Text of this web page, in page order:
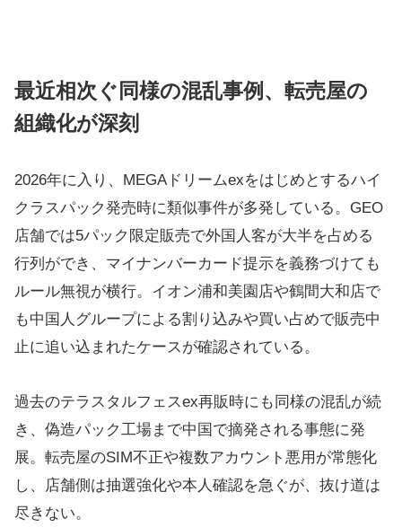
最近相次ぐ同様の混乱事例、転売屋の
組織化が深刻
2026年に入り、MEGAドリームexをはじめとするハイ
クラスパック発売時に類似事件が多発している。GEO
店舗では5パック限定販売で外国人客が大半を占める
行列ができ、マイナンバーカード提示を義務づけても
ルール無視が横行。イオン浦和美園店や鶴間大和店で
も中国人グループによる割り込みや買い占めで販売中
止に追い込まれたケースが確認されている。
過去のテラスタルフェスex再販時にも同様の混乱が続
き、偽造パック工場まで中国で摘発される事態に発
展。転売屋のSIM不正や複数アカウント悪用が常態化
し、店舗側は抽選強化や本人確認を急ぐが、抜け道は
尽きない。